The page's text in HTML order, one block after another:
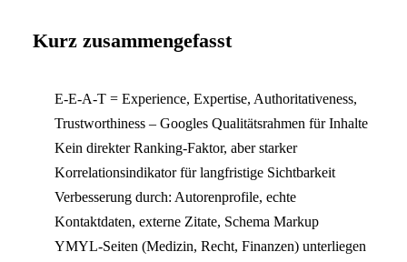
Kurz zusammengefasst
E-E-A-T = Experience, Expertise, Authoritativeness,
Trustworthiness – Googles Qualitätsrahmen für Inhalte
Kein direkter Ranking-Faktor, aber starker
Korrelationsindikator für langfristige Sichtbarkeit
Verbesserung durch: Autorenprofile, echte
Kontaktdaten, externe Zitate, Schema Markup
YMYL-Seiten (Medizin, Recht, Finanzen) unterliegen